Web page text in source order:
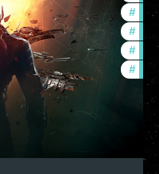
#
#
#
#